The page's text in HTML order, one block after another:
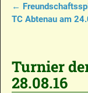
←
TC Abtenau am
Turnier
28.08.16